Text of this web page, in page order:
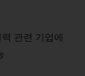
관련 기업에